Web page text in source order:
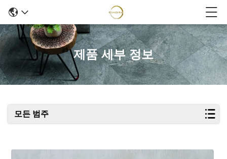
제품 세부 정보
모든 범주